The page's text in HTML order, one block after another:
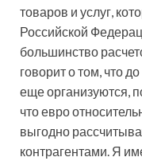
товаров и услуг,
Российской
большинство
говорит о том, что
еще организуются,
что евро
выгодно
контрагентами. Я